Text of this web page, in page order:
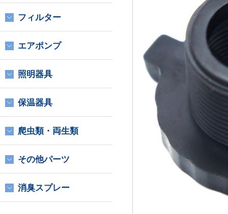
フィルター
エアポンプ
照明器具
保温器具
爬虫類・両生類
その他パーツ
消臭スプレー